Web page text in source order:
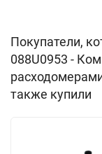
Покупатели,
088U0953 -
также купили